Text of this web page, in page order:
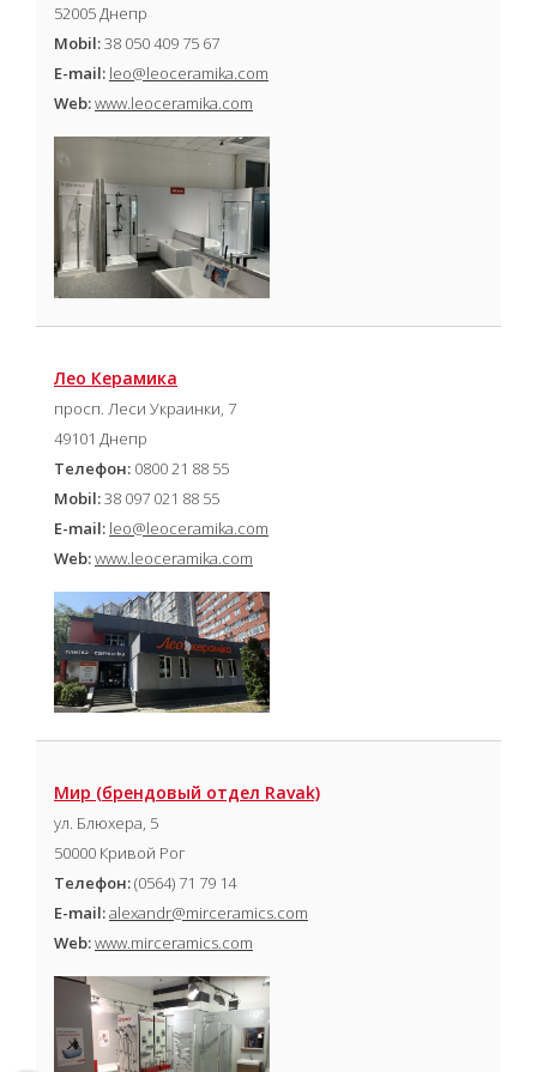
52005 Днепр
Mobil:38 050 409 75 67
E-mail: leo@leoceramika.com
Web:www.leoceramika.com
Лео Керамика
просп. Леси Украинки, 7
49101 Днепр
Телефон: 0800 21 88 55
Mobil:38 097 021 88 55
E-mail: leo@leoceramika.com
Web:www.leoceramika.com
Мир (брендовый отдел Ravak)
ул. Блюхера, 5
50000 Кривой Рог
Телефон:(0564) 71 79 14
E-mail:alexandr@mirceramics.com
Web:www.mirceramics.com